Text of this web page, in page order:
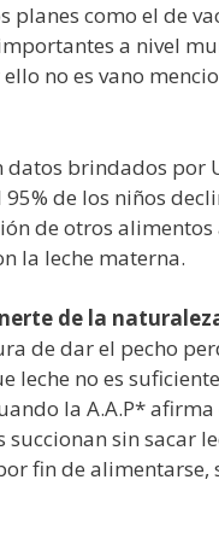
como el de
a nivel
no es vano
brindados por
de los niños
de otros
la leche materna.
de la
de dar el pecho
leche no es
la A.A.P*
sin sacar
fin de